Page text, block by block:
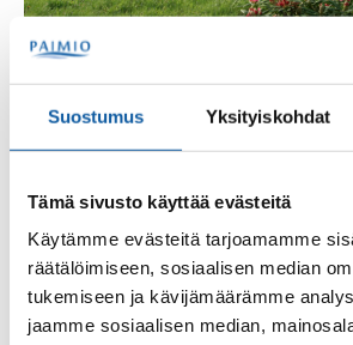
Suostumus Yksityiskohdat
Tämä sivusto käyttää evästeitä
Käytämme evästeitä tarjoamamme
räätälöimiseen, sosiaalisen median
tukemiseen ja kävijämäärämme
jaamme sosiaalisen median,
City and administration
location along the Helsinki-Turku
smooth movement of goods.
Get to know city and
Below you can get to know city